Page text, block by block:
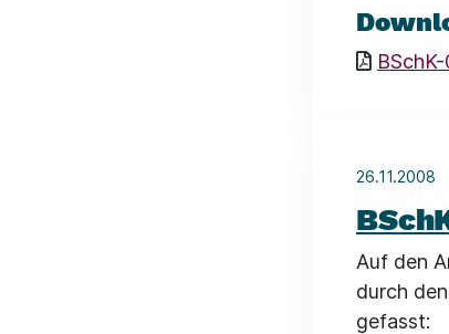
26.11.2008
Auf den
durch
gefasst: